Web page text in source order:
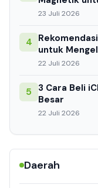
23 Juli 2026
4
untuk
22 Juli 2026
5
3 Cara Beli
Besar
22 Juli 2026
Daerah